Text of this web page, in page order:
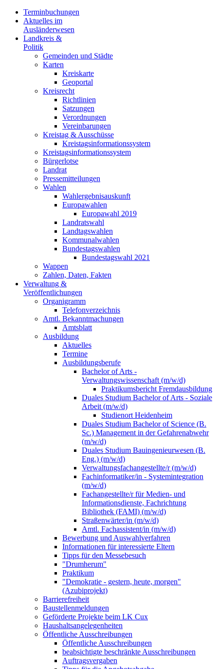
Terminbuchungen
Aktuelles im
Ausländerwesen
Landkreis &
Politik
Gemeinden und Städte
Karten
Kreiskarte
Geoportal
Kreisrecht
Richtlinien
Satzungen
Verordnungen
Vereinbarungen
Kreistag & Ausschüsse
Kreistagsinformationssystem
Kreistagsinformationssystem
Bürgerlotse
Landrat
Pressemitteilungen
Wahlen
Wahlergebnisauskunft
Europawahlen
Europawahl 2019
Landratswahl
Landtagswahlen
Kommunalwahlen
Bundestagswahlen
Bundestagswahl 2021
Wappen
Zahlen, Daten, Fakten
Verwaltung &
Veröffentlichungen
Organigramm
Telefonverzeichnis
Amtl. Bekanntmachungen
Amtsblatt
Ausbildung
Aktuelles
Termine
Ausbildungsberufe
Bachelor of Arts -
Verwaltungswissenschaft (m/w/d)
Praktikumsbericht Fremdausbildung
Duales Studium Bachelor of Arts - Soziale
Arbeit (m/w/d)
Studienort Heidenheim
Duales Studium Bachelor of Science (B.
Sc.) Management in der Gefahrenabwehr
(m/w/d)
Duales Studium Bauingenieurwesen (B.
Eng.) (m/w/d)
Verwaltungsfachangestellte/r (m/w/d)
Fachinformatiker/in - Systemintegration
(m/w/d)
Fachangestellte/r für Medien- und
Informationsdienste, Fachrichtung
Bibliothek (FAMI) (m/w/d)
Straßenwärter/in (m/w/d)
Amtl. Fachassistent/in (m/w/d)
Bewerbung und Auswahlverfahren
Informationen für interessierte Eltern
Tipps für den Messebesuch
"Drumherum"
Praktikum
"Demokratie - gestern, heute, morgen"
(Azubiprojekt)
Barrierefreiheit
Baustellenmeldungen
Geförderte Projekte beim LK Cux
Haushaltsangelegenheiten
Öffentliche Ausschreibungen
Öffentliche Ausschreibungen
beabsichtigte beschränkte Ausschreibungen
Auftragsvergaben